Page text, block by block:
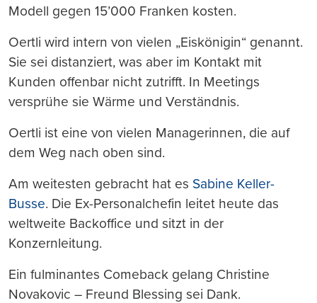
Modell gegen 15’000 Franken kosten.
Oertli wird intern von vielen „Eiskönigin“ genannt.
Sie sei distanziert, was aber im Kontakt mit
Kunden offenbar nicht zutrifft. In Meetings
versprühe sie Wärme und Verständnis.
Oertli ist eine von vielen Managerinnen, die auf
dem Weg nach oben sind.
Am weitesten gebracht hat es Sabine Keller-
Busse. Die Ex-Personalchefin leitet heute das
weltweite Backoffice und sitzt in der
Konzernleitung.
Ein fulminantes Comeback gelang Christine
Novakovic – Freund Blessing sei Dank.